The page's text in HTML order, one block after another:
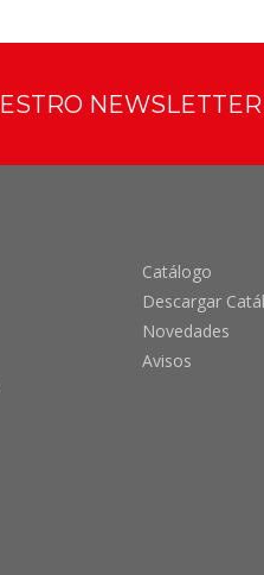
NEWSLETTER
Catálogo
Descargar
Novedades
Avisos